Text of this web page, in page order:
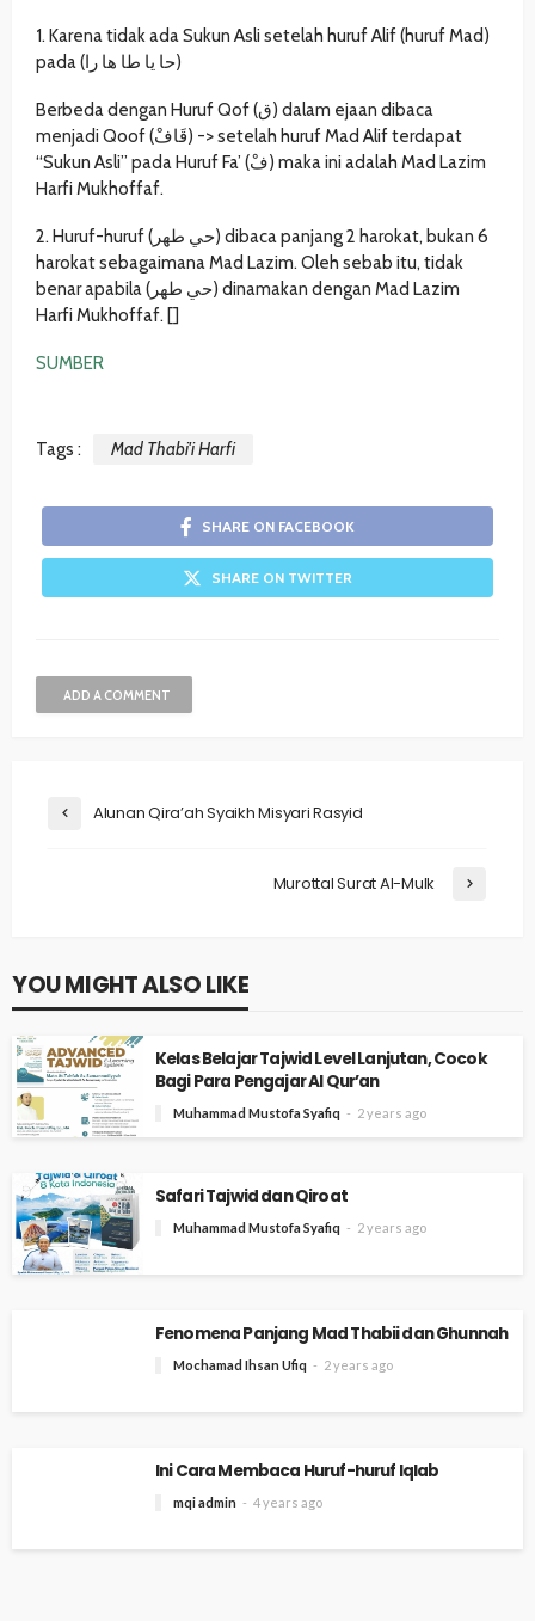
1. Karena tidak ada Sukun Asli setelah huruf Alif (huruf Mad)
pada (حا يا طا ها را)
Berbeda dengan Huruf Qof (ق) dalam ejaan dibaca
menjadi Qoof (قَافْ) -> setelah huruf Mad Alif terdapat
“Sukun Asli” pada Huruf Fa’ (فْ) maka ini adalah Mad Lazim
Harfi Mukhoffaf.
2. Huruf-huruf (حي طهر) dibaca panjang 2 harokat, bukan 6
harokat sebagaimana Mad Lazim. Oleh sebab itu, tidak
benar apabila (حي طهر) dinamakan dengan Mad Lazim
Harfi Mukhoffaf. []
SUMBER
Tags : Mad Thabi'i Harfi
SHARE ON FACEBOOK
SHARE ON TWITTER
ADD A COMMENT
Alunan Qira’ah Syaikh Misyari Rasyid
Murottal Surat Al-Mulk
YOU MIGHT ALSO LIKE
Kelas Belajar Tajwid Level Lanjutan, Cocok
Bagi Para Pengajar Al Qur’an
Muhammad Mustofa Syafiq 2 years ago
Safari Tajwid dan Qiroat
Muhammad Mustofa Syafiq 2 years ago
Fenomena Panjang Mad Thabii dan Ghunnah
Mochamad Ihsan Ufiq 2 years ago
Ini Cara Membaca Huruf-huruf Iqlab
mqi admin 4 years ago